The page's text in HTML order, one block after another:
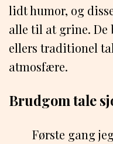
lidt humor, og
alle til at grine.
ellers traditionel
atmosfære.
Brudgom tale
Første gang